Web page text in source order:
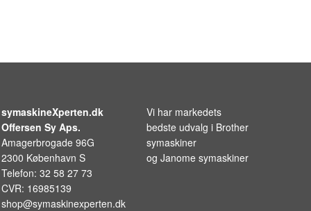
symaskineXperten.dk
Offersen Sy Aps.
Amagerbrogade 96G
2300 København S
Telefon: 32 58 27 73
CVR: 16985139
shop@symaskinexperten.dk
Vi har markedets
bedste udvalg i Brother
symaskiner
og Janome symaskiner